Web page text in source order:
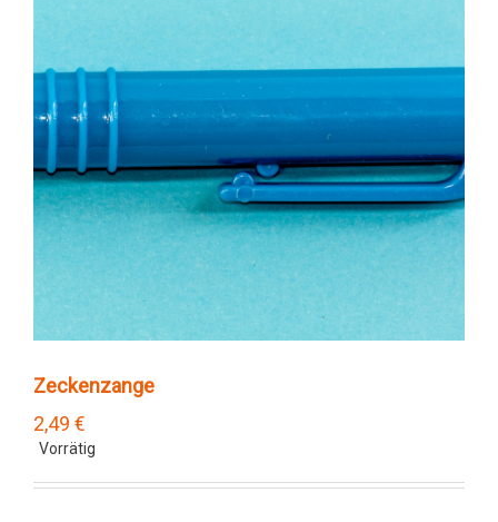
Zeckenzange
2,49 €
Vorrätig